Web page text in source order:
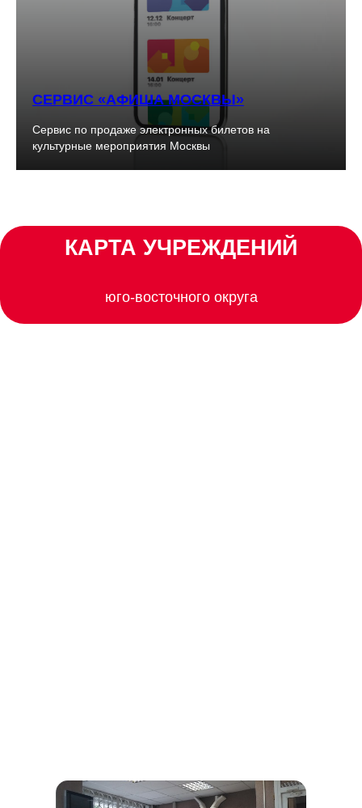
СЕРВИС «АФИША МОСКВЫ»
Сервис по продаже электронных билетов на
культурные мероприятия Москвы
юго-восточного округа
КАРТА УЧРЕЖДЕНИЙ